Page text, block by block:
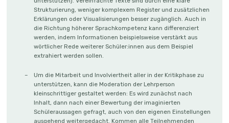
Strukturierung, weniger komplexem Register und zusätzlichen
Erklärungen oder Visualisierungen besser zugänglich. Auch in
die Richtung höherer Sprachkompetenz kann differenziert
werden, indem Informationen beispielsweise verstärkt aus
wörtlicher Rede weiterer Schüler:innen aus dem Beispiel
extrahiert werden sollen.
Um die Mitarbeit und Involviertheit aller in der Kritikphase zu
unterstützen, kann die Moderation der Lehrperson
kleinschrittiger gestaltet werden: Es wird zunächst nach
Inhalt, dann nach einer Bewertung der imaginierten
Schüleraussagen gefragt, auch von den eigenen Einstellungen
ausgehend weitergedacht. Kommen alle Teilnehmenden